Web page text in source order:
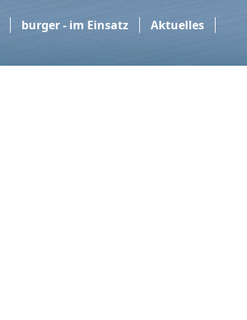
burger - im Einsatz
Aktuelles